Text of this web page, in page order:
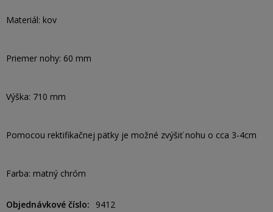
Materiál: kov
Priemer nohy: 60 mm
Výška: 710 mm
Pomocou rektifikačnej pätky je možné zvýšiť nohu o cca 3-4cm
Farba: matný chróm
Objednávkové číslo 9412